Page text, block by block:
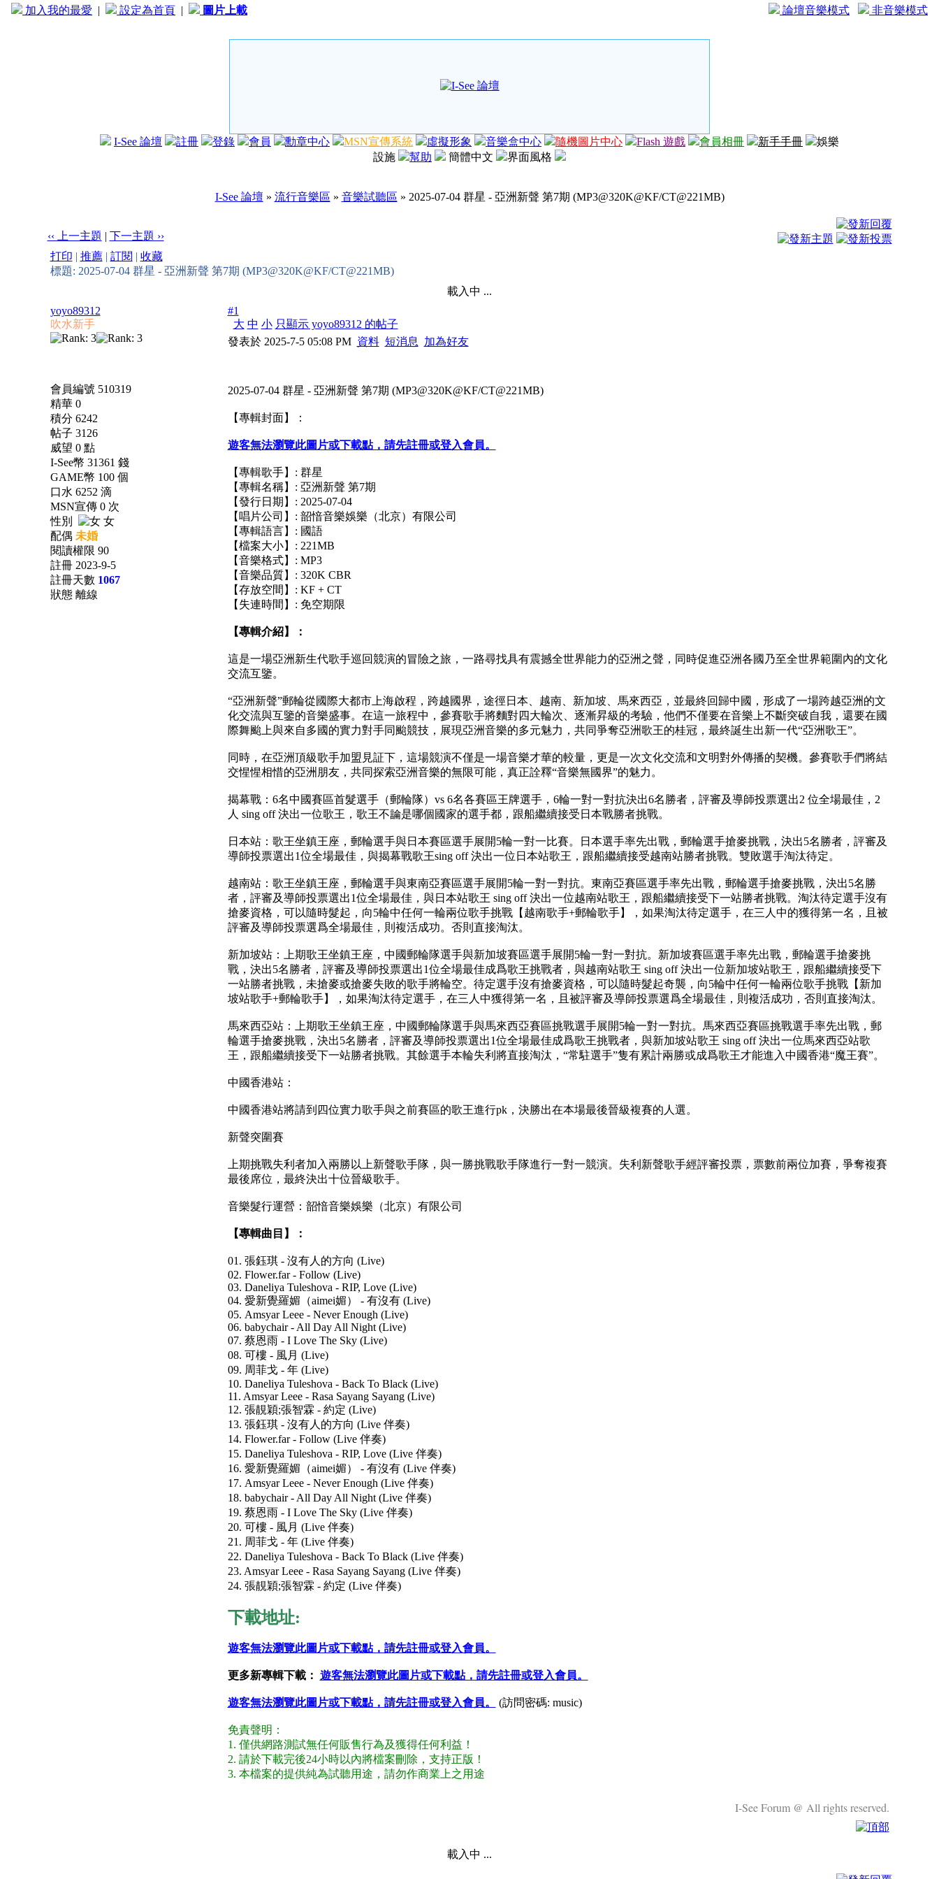
加入我的最愛 | 設定為首頁 | 圖片上載 論壇音樂模式 非音樂模式
I-See 論壇 註冊 登錄 會員 勳章中心 MSN宣傳系統 虛擬形象 音樂盒中心 隨機圖片中心 Flash 遊戲 會員相冊 新手手冊
娛樂
設施
幫助 簡體中文 界面風格
I-See 論壇 » 流行音樂區 » 音樂試聽區 » 2025-07-04 群星 - 亞洲新聲 第7期 (MP3@320K@KF/CT@221MB)
‹‹ 上一主題 | 下一主題 ››
打印 | 推薦| 訂閱 | 收藏
標題: 2025-07-04 群星 - 亞洲新聲 第7期 (MP3@320K@KF/CT@221MB)
載入中 ...
yoyo89312
吹水新手
會員編號 510319
精華 0
積分 6242
帖子 3126
威望 0 點
I-See幣 31361 錢
GAME幣 100 個
口水 6252 滴
MSN宣傳 0 次
性別
女
配偶 未婚
閱讀權限 90
註冊 2023-9-5
註冊天數 1067
狀態 離線
#1
大 中 小 只顯示 yoyo89312 的帖子
發表於 2025-7-5 05:08 PM 資料 短消息 加為好友
2025-07-04 群星 - 亞洲新聲 第7期 (MP3@320K@KF/CT@221MB)
【專輯封面】：
遊客無法瀏覽此圖片或下載點，請先註冊或登入會員。
【專輯歌手】: 群星
【專輯名稱】: 亞洲新聲 第7期
【發行日期】: 2025-07-04
【唱片公司】: 韶愔音樂娛樂（北京）有限公司
【專輯語言】: 國語
【檔案大小】: 221MB
【音樂格式】: MP3
【音樂品質】: 320K CBR
【存放空間】: KF + CT
【失連時間】: 免空期限
【專輯介紹】：
這是一場亞洲新生代歌手巡回競演的冒險之旅，一路尋找具有震撼全世界能力的亞洲之聲，同時促進亞洲各國乃至全世界範圍內的文化
交流互鑒。
“亞洲新聲”郵輪從國際大都市上海啟程，跨越國界，途徑日本、越南、新加坡、馬來西亞，並最終回歸中國，形成了一場跨越亞洲的文
化交流與互鑒的音樂盛事。在這一旅程中，參賽歌手將麵對四大輪次、逐漸昇級的考驗，他們不僅要在音樂上不斷突破自我，還要在國
際舞颱上與來自多國的實力對手同颱競技，展現亞洲音樂的多元魅力，共同爭奪亞洲歌王的桂冠，最終誕生出新一代“亞洲歌王”。
同時，在亞洲頂級歌手加盟見証下，這場競演不僅是一場音樂才華的較量，更是一次文化交流和文明對外傳播的契機。參賽歌手們將結
交惺惺相惜的亞洲朋友，共同探索亞洲音樂的無限可能，真正詮釋“音樂無國界”的魅力。
揭幕戰：6名中國賽區首髮選手（郵輪隊）vs 6名各賽區王牌選手，6輪一對一對抗決出6名勝者，評審及導師投票選出2 位全場最佳，2
人 sing off 決出一位歌王，歌王不論是哪個國家的選手都，跟船繼續接受日本戰勝者挑戰。
日本站：歌王坐鎮王座，郵輪選手與日本賽區選手展開5輪一對一比賽。日本選手率先出戰，郵輪選手搶麥挑戰，決出5名勝者，評審及
導師投票選出1位全場最佳，與揭幕戰歌王sing off 決出一位日本站歌王，跟船繼續接受越南站勝者挑戰。雙敗選手淘汰待定。
越南站：歌王坐鎮王座，郵輪選手與東南亞賽區選手展開5輪一對一對抗。東南亞賽區選手率先出戰，郵輪選手搶麥挑戰，決出5名勝
者，評審及導師投票選出1位全場最佳，與日本站歌王 sing off 決出一位越南站歌王，跟船繼續接受下一站勝者挑戰。淘汰待定選手沒有
搶麥資格，可以隨時髮起，向5輪中任何一輪兩位歌手挑戰【越南歌手+郵輪歌手】，如果淘汰待定選手，在三人中的獲得第一名，且被
評審及導師投票選爲全場最佳，則複活成功。否則直接淘汰。
新加坡站：上期歌王坐鎮王座，中國郵輪隊選手與新加坡賽區選手展開5輪一對一對抗。新加坡賽區選手率先出戰，郵輪選手搶麥挑
戰，決出5名勝者，評審及導師投票選出1位全場最佳成爲歌王挑戰者，與越南站歌王 sing off 決出一位新加坡站歌王，跟船繼續接受下
一站勝者挑戰，未搶麥或搶麥失敗的歌手將輪空。待定選手沒有搶麥資格，可以隨時髮起奇襲，向5輪中任何一輪兩位歌手挑戰【新加
坡站歌手+郵輪歌手】，如果淘汰待定選手，在三人中獲得第一名，且被評審及導師投票選爲全場最佳，則複活成功，否則直接淘汰。
馬來西亞站：上期歌王坐鎮王座，中國郵輪隊選手與馬來西亞賽區挑戰選手展開5輪一對一對抗。馬來西亞賽區挑戰選手率先出戰，郵
輪選手搶麥挑戰，決出5名勝者，評審及導師投票選出1位全場最佳成爲歌王挑戰者，與新加坡站歌王 sing off 決出一位馬來西亞站歌
王，跟船繼續接受下一站勝者挑戰。其餘選手本輪失利將直接淘汰，“常駐選手”隻有累計兩勝或成爲歌王才能進入中國香港“魔王賽”。
中國香港站：
中國香港站將請到四位實力歌手與之前賽區的歌王進行pk，決勝出在本場最後晉級複賽的人選。
新聲突圍賽
上期挑戰失利者加入兩勝以上新聲歌手隊，與一勝挑戰歌手隊進行一對一競演。失利新聲歌手經評審投票，票數前兩位加賽，爭奪複賽
最後席位，最終決出十位晉級歌手。
音樂髮行運營：韶愔音樂娛樂（北京）有限公司
【專輯曲目】：
01. 張鈺琪 - 沒有人的方向 (Live)
02. Flower.far - Follow (Live)
03. Daneliya Tuleshova - RIP, Love (Live)
04. 愛新覺羅媚（aimei媚） - 有沒有 (Live)
05. Amsyar Leee - Never Enough (Live)
06. babychair - All Day All Night (Live)
07. 蔡恩雨 - I Love The Sky (Live)
08. 可樓 - 風月 (Live)
09. 周菲戈 - 年 (Live)
10. Daneliya Tuleshova - Back To Black (Live)
11. Amsyar Leee - Rasa Sayang Sayang (Live)
12. 張靚穎;張智霖 - 約定 (Live)
13. 張鈺琪 - 沒有人的方向 (Live 伴奏)
14. Flower.far - Follow (Live 伴奏)
15. Daneliya Tuleshova - RIP, Love (Live 伴奏)
16. 愛新覺羅媚（aimei媚） - 有沒有 (Live 伴奏)
17. Amsyar Leee - Never Enough (Live 伴奏)
18. babychair - All Day All Night (Live 伴奏)
19. 蔡恩雨 - I Love The Sky (Live 伴奏)
20. 可樓 - 風月 (Live 伴奏)
21. 周菲戈 - 年 (Live 伴奏)
22. Daneliya Tuleshova - Back To Black (Live 伴奏)
23. Amsyar Leee - Rasa Sayang Sayang (Live 伴奏)
24. 張靚穎;張智霖 - 約定 (Live 伴奏)
下載地址:
遊客無法瀏覽此圖片或下載點，請先註冊或登入會員。
更多新專輯下載： 遊客無法瀏覽此圖片或下載點，請先註冊或登入會員。
遊客無法瀏覽此圖片或下載點，請先註冊或登入會員。 (訪問密碼: music)
免責聲明：
1. 僅供網路測試無任何販售行為及獲得任何利益！
2. 請於下載完後24小時以內將檔案刪除，支持正版！
3. 本檔案的提供純為試聽用途，請勿作商業上之用途
I-See Forum @ All rights reserved.
載入中 ...